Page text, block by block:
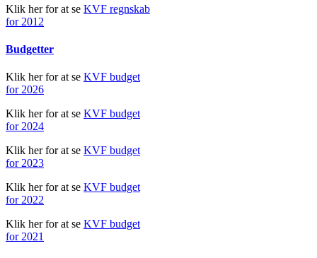
Klik her for at se KVF regnskab
for 2012
Budgetter
Klik her for at se KVF budget
for 2026
Klik her for at se KVF budget
for 2024
Klik her for at se KVF budget
for 2023
Klik her for at se KVF budget
for 2022
Klik her for at se KVF budget
for 2021